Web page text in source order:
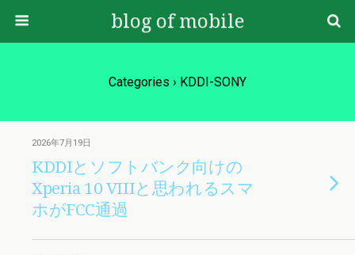
blog of mobile
Categories › KDDI-SONY
2026年7月19日
KDDIとソフトバンク向けの
Xperia 10 VIIIと思われるスマ
ホがFCC通過